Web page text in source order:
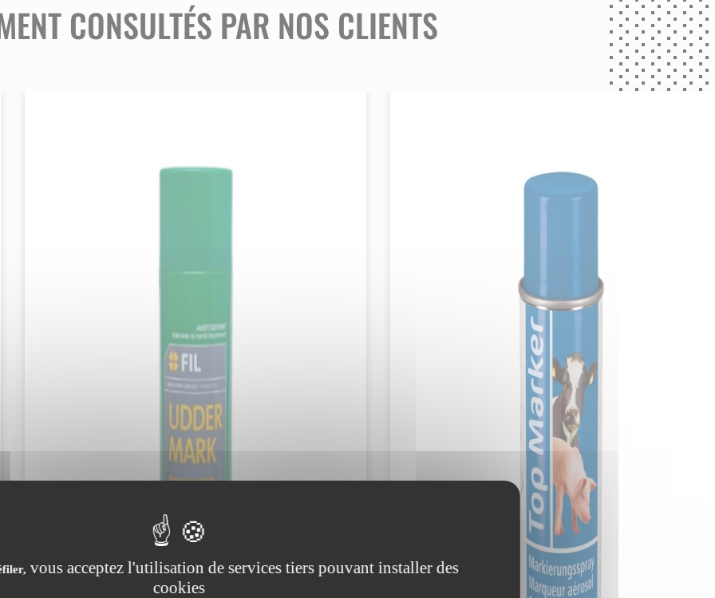
CONSULTÉS PAR NOS CLIENTS
vous acceptez l'utilisation de services tiers pouvant installer des
cookies